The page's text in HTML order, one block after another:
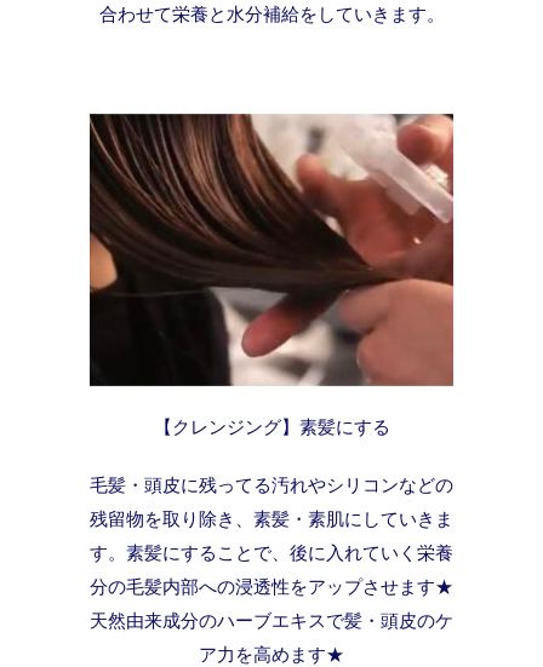
合わせて栄養と水分補給をしていきます。
【クレンジング】素髪にする
毛髪・頭皮に残ってる汚れやシリコンなどの
残留物を取り除き、素髪・素肌にしていきま
す。素髪にすることで、後に入れていく栄養
分の毛髪内部への浸透性をアップさせます★
天然由来成分のハーブエキスで髪・頭皮のケ
ア力を高めます★